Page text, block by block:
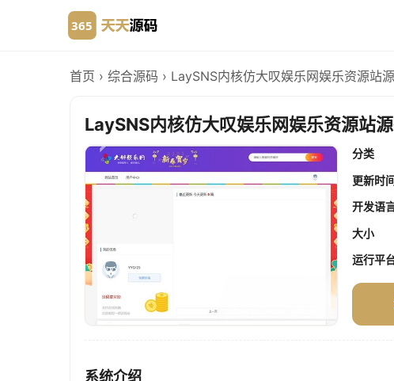
首页 › 综合源码 › LaySNS内核仿大叹娱乐网娱乐资源站
LaySNS内核仿大叹娱乐网娱乐资源站
分类
更新时
开发语
大小
运行平
系统介绍